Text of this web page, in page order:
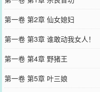
第一卷 第2章 仙女媳妇
第一卷 第3章 谁敢动我女人！
第一卷 第4章 野猪王
第一卷 第5章 叶三娘